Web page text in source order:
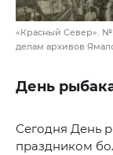
«Красный Север». №
делам архивов
День
Сегодня День
праздником